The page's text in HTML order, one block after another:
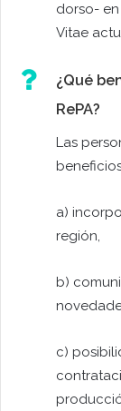
dorso- en
Vitae
¿Qué
RePA?
Las
a)
región,
b)
c)